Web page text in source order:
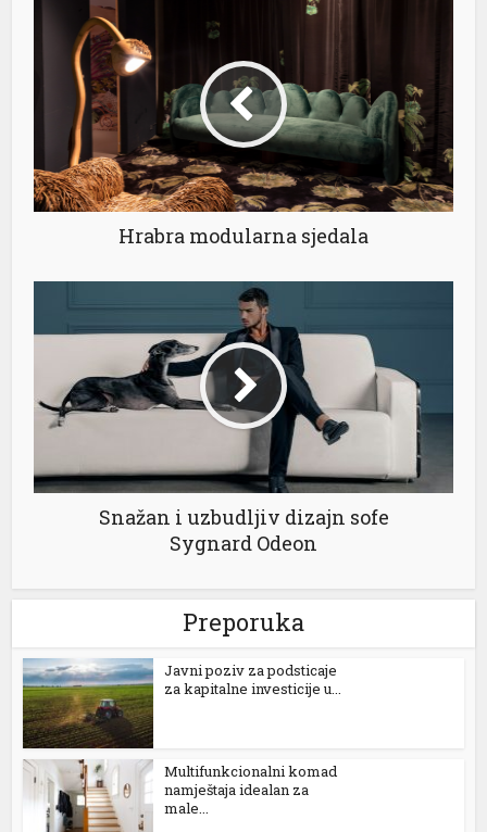
Hrabra modularna sjedala
Snažan i uzbudljiv dizajn sofe
Sygnard Odeon
Preporuka
Јavni poziv za podsticaje
za kapitalne investicije u...
Multifunkcionalni komad
namještaja idealan za
male...